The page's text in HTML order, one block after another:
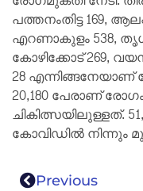
പത്തനംതിട്ട 169,
എറണാകുളം 538, തൃശൂര്‍
കോഴിക്കോട് 269,
28
20,180 പേരാണ്
ചികിത്സയിലുള്ളത്.
കോവിഡില്‍ നിന്നും
Previous